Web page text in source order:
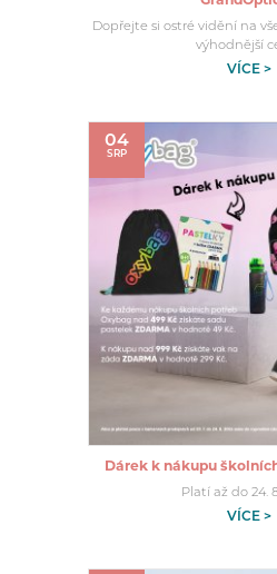
Dopřejte si ostré vidění na
výhodnější
VÍCE >
04
SRP
Dárek k nákupu
Platí až do 24.
VÍCE >